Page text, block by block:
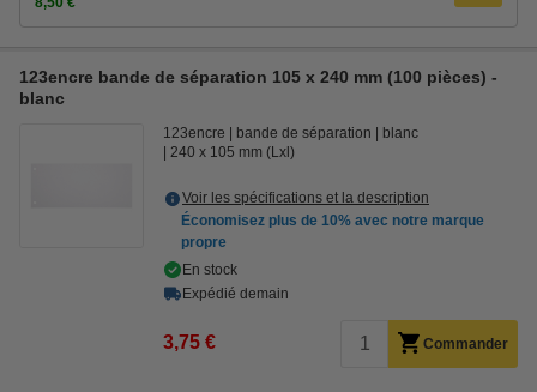
123encre bande de séparation 105 x 240 mm (100 pièces) -
blanc
123encre bande de séparation
blanc
240 x 105 mm (Lxl)
Voir les spécifications et la description
Économisez plus de 10% avec notre marque
propre
En stock
Expédié demain
3,75 € Commander